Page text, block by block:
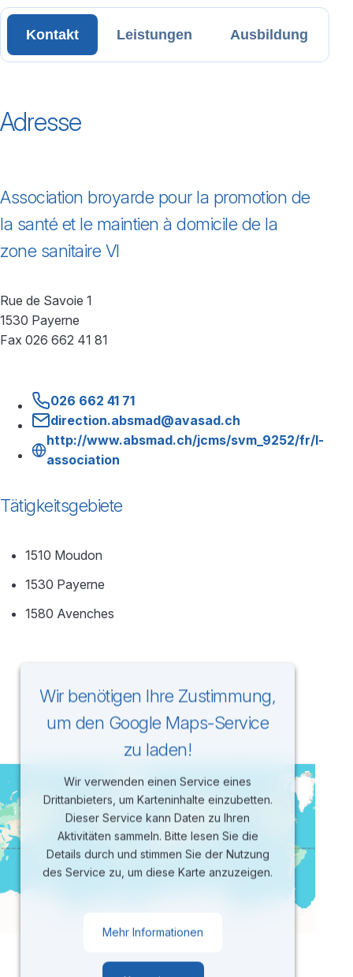
Kontakt Leistungen Ausbildung
Adresse
Association broyarde pour la promotion de
la santé et le maintien à domicile de la
zone sanitaire VI
Rue de Savoie 1
1530 Payerne
Fax 026 662 41 81
026 662 41 71
direction.absmad@avasad.ch
http://www.absmad.ch/jcms/svm_9252/fr/l-
association
Tätigkeitsgebiete
1510 Moudon
1530 Payerne
1580 Avenches
Wir benötigen Ihre Zustimmung,
um den Google Maps-Service
zu laden!
Wir verwenden einen Service eines
Drittanbieters, um Karteninhalte einzubetten.
Dieser Service kann Daten zu Ihren
Aktivitäten sammeln. Bitte lesen Sie die
Details durch und stimmen Sie der Nutzung
des Service zu, um diese Karte anzuzeigen.
Mehr Informationen